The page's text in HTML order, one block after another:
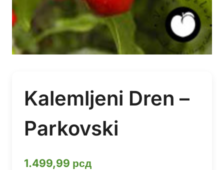
Kalemljeni Dren –
Parkovski
1.499,99 рсд